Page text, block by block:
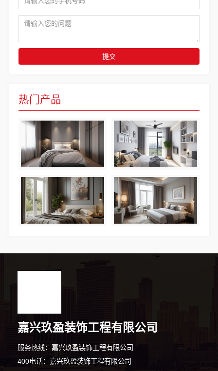
热门产品
提交
嘉兴玖盈装饰工程有限公司
服务热线：嘉兴玖盈装饰工程有限公司
400电话：嘉兴玖盈装饰工程有限公司